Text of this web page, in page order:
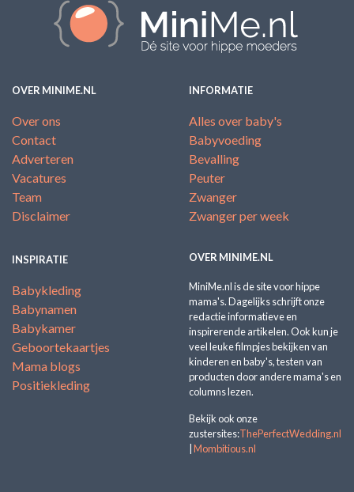
OVER MINIME.NL
Over ons
Contact
Adverteren
Vacatures
Team
Disclaimer
INFORMATIE
Alles over baby's
Babyvoeding
Bevalling
Peuter
Zwanger
Zwanger per week
INSPIRATIE
Babykleding
Babynamen
Babykamer
Geboortekaartjes
Mama blogs
Positiekleding
OVER MINIME.NL
MiniMe.nl is de site voor hippe
mama's. Dagelijks schrijft onze
redactie informatieve en
inspirerende artikelen. Ook kun je
veel leuke filmpjes bekijken van
kinderen en baby's, testen van
producten door andere mama's en
columns lezen.
Bekijk ook onze
zustersites:ThePerfectWedding.nl
|Mombitious.nl